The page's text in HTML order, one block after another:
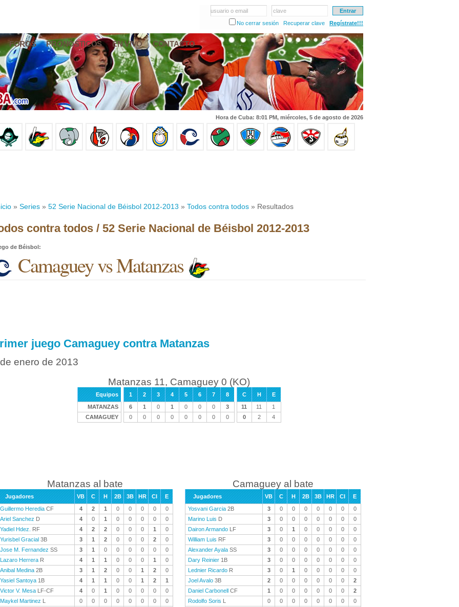
usuario o email
clave
No cerrar sesión
Recuperar clave Regístrate!!!
FOROS PRONÓSTICOS EN VIVO CONTACTO
Hora de Cuba: 8:01 PM, miércoles, 5 de agosto de 2026
» Series » 52 Serie Nacional de Béisbol 2012-2013 » Todos contra todos » Resultados
contra todos / 52 Serie Nacional de Béisbol 2012-2013
de Béisbol:
Camaguey vs Matanzas
juego Camaguey contra Matanzas
enero de 2013
Matanzas 11, Camaguey 0 (KO)
Equipos 1 2 3 4 5 6 7 8 C H
E
MATANZAS
6 1 0 1 0 0 0 3 11 11
1
CAMAGUEY
0 0 0 0 0 0 0 0 0 2 4
Matanzas al bate
Jugadores VB C H 2B 3B HR CI
E
Guillermo Heredia CF 4 2 1 0 0 0 0
0
Ariel Sanchez D 4 0 1 0 0 0 0
0
Yadiel Hdez.
RF 4 2 2 0 0 0 1
0
Yurisbel Gracial 3B 3 1 2 0 0 0 2
0
Jose M. Fernandez SS 3 1 0 0 0 0 0
0
Lazaro Herrera R 4 1 1 0 0 0 1
0
Anibal Medina 2B 3 1 2 0 0 1 2
0
Yasiel Santoya 1B 4 1 1 0 0 1 2
1
Victor V. Mesa LF-CF 4 0 1 0 0 0 0
0
Maykel Martinez L 0 0 0 0 0 0 0
0
Camaguey al bate
Jugadores VB C H 2B 3B HR CI
E
Yosvani Garcia 2B 3 0 0 0 0 0 0
0
Marino Luis D 3 0 0 0 0 0 0
0
Dairon Armando LF 3 0 1 0 0 0 0
0
William Luis RF 3 0 0 0 0 0 0
0
Alexander Ayala SS 3 0 0 0 0 0 0
0
Dary Reinier 1B 3 0 0 0 0 0 0
0
Lednier Ricardo R 3 0 1 0 0 0 0
0
Joel Avalo 3B 2 0 0 0 0 0 0
2
Daniel Carbonell CF 1 0 0 0 0 0 0
2
Rodolfo Soris L 0 0 0 0 0 0 0
0